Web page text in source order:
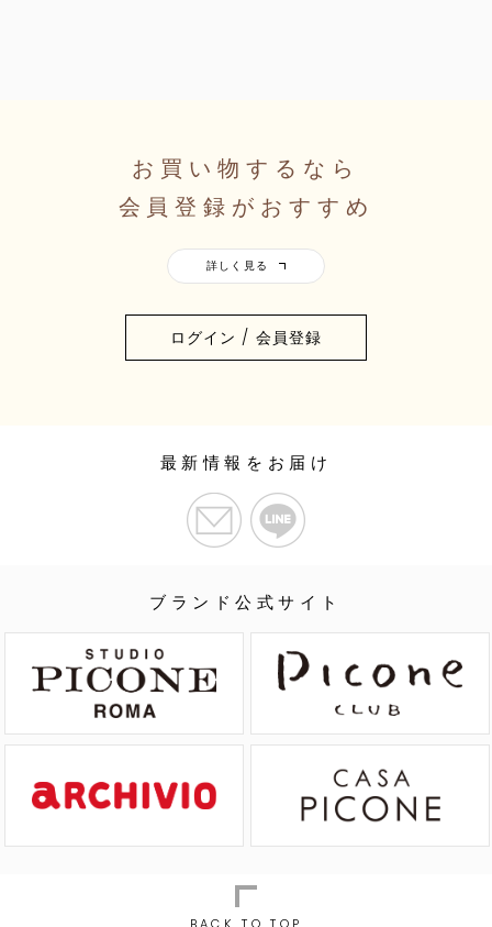
お買い物するなら
会員登録がおすすめ
ログイン / 会員登録
ブランド公式サイト
最新情報をお届け
BACK TO TOP